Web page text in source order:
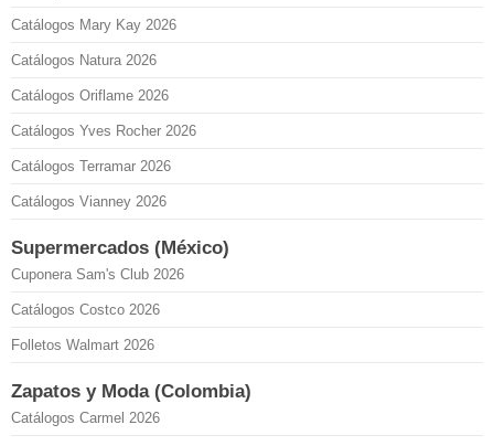
Catálogos Mary Kay 2026
Catálogos Natura 2026
Catálogos Oriflame 2026
Catálogos Yves Rocher 2026
Catálogos Terramar 2026
Catálogos Vianney 2026
Supermercados (México)
Cuponera Sam's Club 2026
Catálogos Costco 2026
Folletos Walmart 2026
Zapatos y Moda (Colombia)
Catálogos Carmel 2026